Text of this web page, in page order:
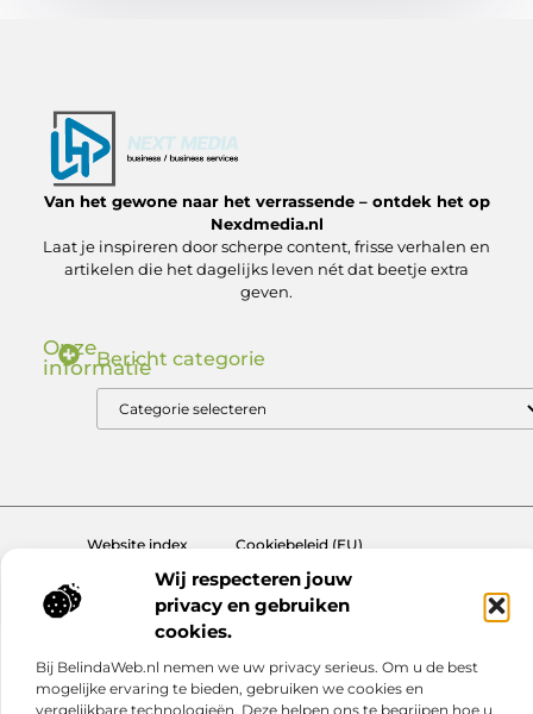
Wij respecteren jouw
privacy en gebruiken
cookies.
Bij BelindaWeb.nl nemen we uw privacy serieus. Om u de best
mogelijke ervaring te bieden, gebruiken we cookies en
vergelijkbare technologieën. Deze helpen ons te begrijpen hoe u
Van het gewone naar het verrassende – ontdek het op
Nexdmedia.nl
Laat je inspireren door scherpe content, frisse verhalen en
artikelen die het dagelijks leven nét dat beetje extra
geven.
Onze
informatieBericht categorie
Website index
Cookiebeleid (EU)
@2025 www.nexdmedia.nl. All Right Reserved.